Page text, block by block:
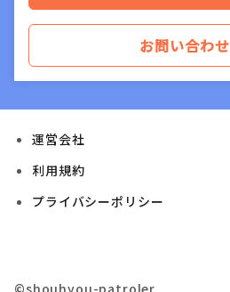
お問い合わせ
運営会社
利用規約
プライバシーポリシー